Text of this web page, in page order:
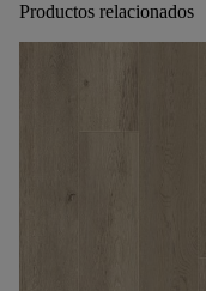
Productos relacionados